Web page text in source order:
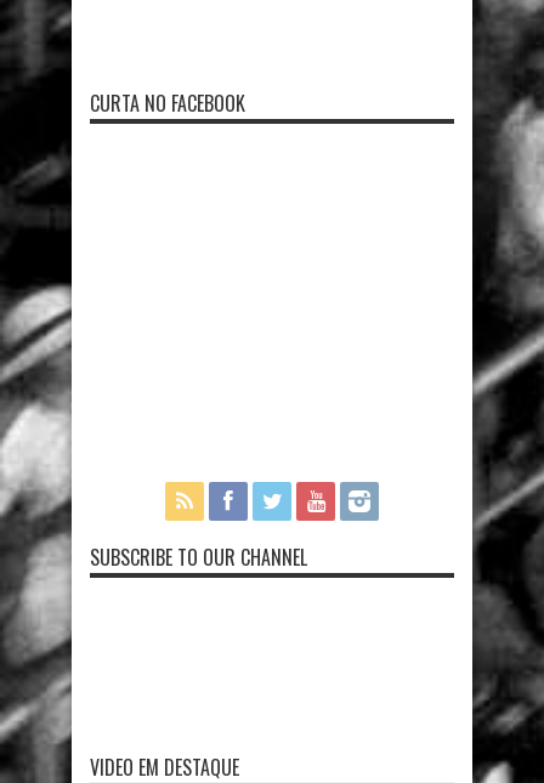
CURTA NO FACEBOOK
SUBSCRIBE TO OUR CHANNEL
VIDEO EM DESTAQUE